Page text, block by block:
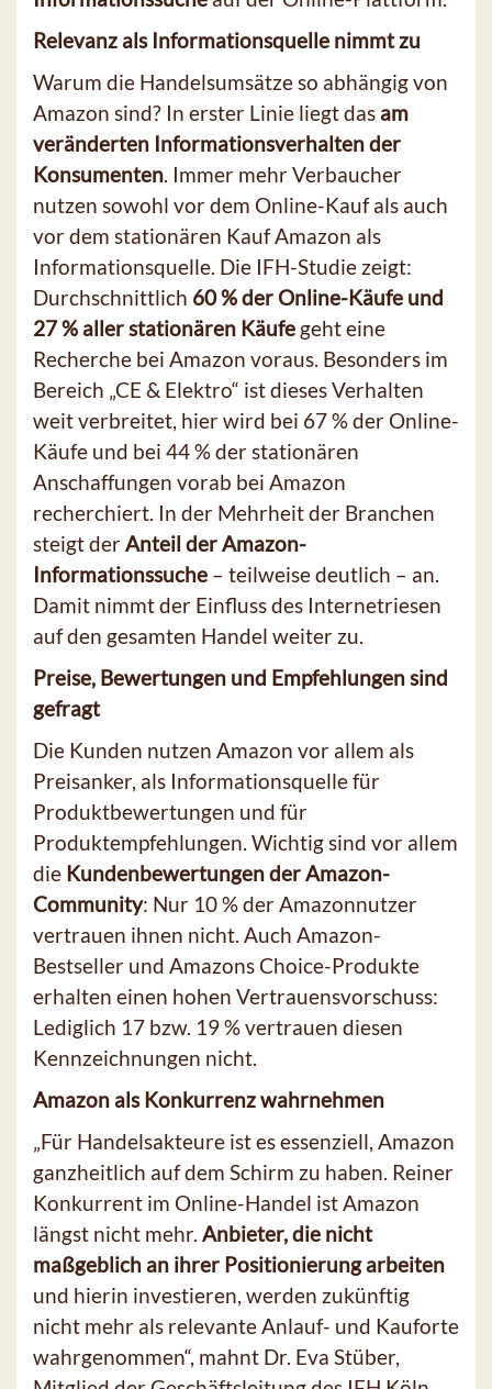
Relevanz als Informationsquelle nimmt zu
Warum die Handelsumsätze so abhängig von
Amazon sind? In erster Linie liegt das am
veränderten Informationsverhalten der
Konsumenten . Immer mehr Verbaucher
nutzen sowohl vor dem Online-Kauf als auch
vor dem stationären Kauf Amazon als
Informationsquelle. Die IFH-Studie zeigt:
Durchschnittlich 60 % der Online-Käufe und
27 % aller stationären Käufe geht eine
Recherche bei Amazon voraus. Besonders im
Bereich „CE & Elektro“ ist dieses Verhalten
weit verbreitet, hier wird bei 67 % der Online-
Käufe und bei 44 % der stationären
Anschaffungen vorab bei Amazon
recherchiert. In der Mehrheit der Branchen
steigt derAnteil der Amazon-
Informationssuche – teilweise deutlich – an.
Damit nimmt der Einfluss des Internetriesen
auf den gesamten Handel weiter zu.
Preise, Bewertungen und Empfehlungen sind
gefragt
Die Kunden nutzen Amazon vor allem als
Preisanker, als Informationsquelle für
Produktbewertungen und für
Produktempfehlungen. Wichtig sind vor allem
die Kundenbewertungen der Amazon-
Community: Nur 10 % der Amazonnutzer
vertrauen ihnen nicht. Auch Amazon-
Bestseller und Amazons Choice-Produkte
erhalten einen hohen Vertrauensvorschuss:
Lediglich 17 bzw. 19 % vertrauen diesen
Kennzeichnungen nicht.
Amazon als Konkurrenz wahrnehmen
„Für Handelsakteure ist es essenziell, Amazon
ganzheitlich auf dem Schirm zu haben. Reiner
Konkurrent im Online-Handel ist Amazon
längst nicht mehr. Anbieter, die nicht
maßgeblich an ihrer Positionierung arbeiten
und hierin investieren, werden zukünftig
nicht mehr als relevante Anlauf- und Kauforte
wahrgenommen“, mahnt Dr. Eva Stüber,